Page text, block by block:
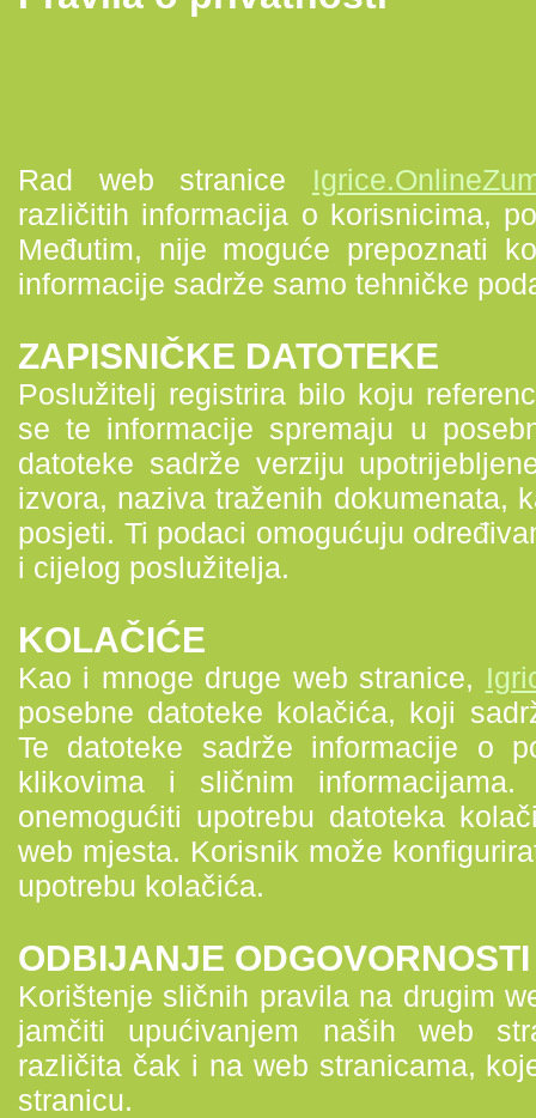
Rad web stranice
različitih informacija o korisnicima,
Međutim, nije moguće prepoznati
informacije sadrže samo tehničke
ZAPISNIČKE DATOTEKE
Poslužitelj registrira bilo koju
se te informacije spremaju u
datoteke sadrže verziju
izvora, naziva traženih dokumenata,
posjeti. Ti podaci omogućuju
i cijelog poslužitelja.
KOLAČIĆE
Kao i mnoge druge web stranice,
posebne datoteke kolačića, koji
Te datoteke sadrže informacije o
klikovima i sličnim
onemogućiti upotrebu datoteka
web mjesta. Korisnik može
upotrebu kolačića.
ODBIJANJE ODGOVORNOSTI
Korištenje sličnih pravila na drugim
jamčiti upućivanjem naših web
različita čak i na web stranicama,
stranicu.